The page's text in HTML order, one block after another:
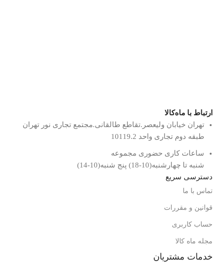
ارتباط با ماه‌کالا
تهران خیابان ولیعصر.تقاطع طالقانی.مجتمع تجاری نور تهران
طبقه دوم تجاری واحد 10119.2
ساعات کاری حضوری مجموعه
شنبه تا چهارشنبه(10-18) پنج شنبه(10-14)
دسترسی سریع
تماس با ما
قوانین و مقررات
حساب کاربری
مجله ماه کالا
خدمات مشتریان